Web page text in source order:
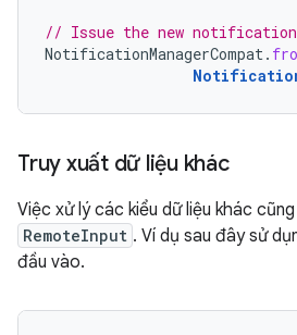
// Issue the new
NotificationManagerCompat .
Truy xuất dữ liệu khác
Việc xử lý các kiểu dữ liệu khác
RemoteInput . Ví dụ sau đây sử
đầu vào.